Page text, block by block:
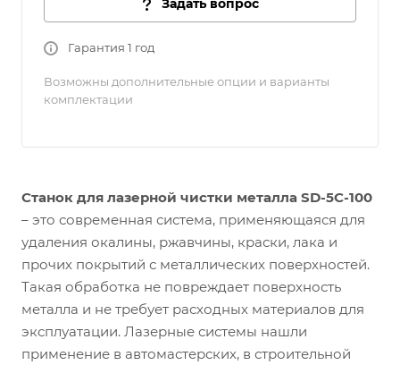
Задать вопрос
Гарантия 1 год
Возможны дополнительные опции и варианты
комплектации
Станок для лазерной чистки металла SD-5C-100
– это современная система, применяющаяся для
удаления окалины, ржавчины, краски, лака и
прочих покрытий с металлических поверхностей.
Такая обработка не повреждает поверхность
металла и не требует расходных материалов для
эксплуатации. Лазерные системы нашли
применение в автомастерских, в строительной